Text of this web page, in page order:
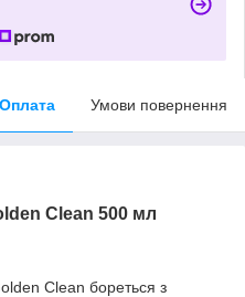
Оплата Умови повернення
Clean 500 мл
Clean бореться з